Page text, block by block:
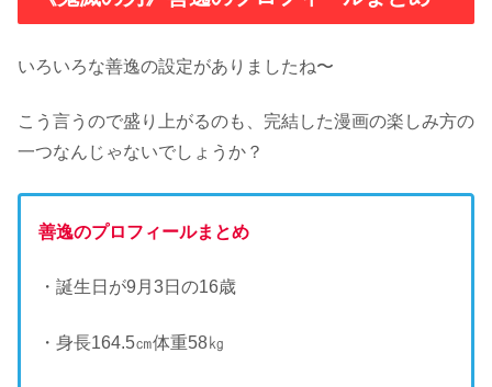
いろいろな善逸の設定がありましたね〜
こう言うので盛り上がるのも、完結した漫画の楽しみ方の
一つなんじゃないでしょうか？
善逸のプロフィールまとめ
・誕生日が9月3日の16歳
・身長164.5㎝体重58㎏